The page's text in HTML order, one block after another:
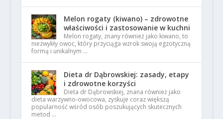
Melon rogaty (kiwano) – zdrowotne
właściwości i zastosowanie w kuchni
Melon rogaty, znany również jako kiwano, to
niezwykły owoc, który przyciąga wzrok swoją egzotyczną
formą i unikalnym …
Dieta dr Dąbrowskiej: zasady, etapy
i zdrowotne korzyści
Dieta dr Dąbrowskiej, znana również jako
dieta warzywno-owocowa, zyskuje coraz większą
popularność wśród osób poszukujących skutecznych
metod …